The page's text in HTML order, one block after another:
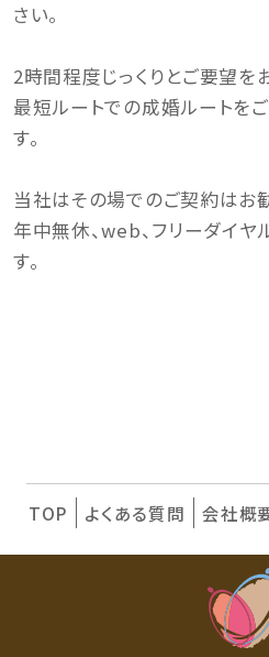
さい。
2時間程度じっくりとご要望を
最短ルートでの成婚ルートを
す。
当社はその場でのご契約はお
年中無休、web、フリーダイ
す。
TOP よくある質問 会社概